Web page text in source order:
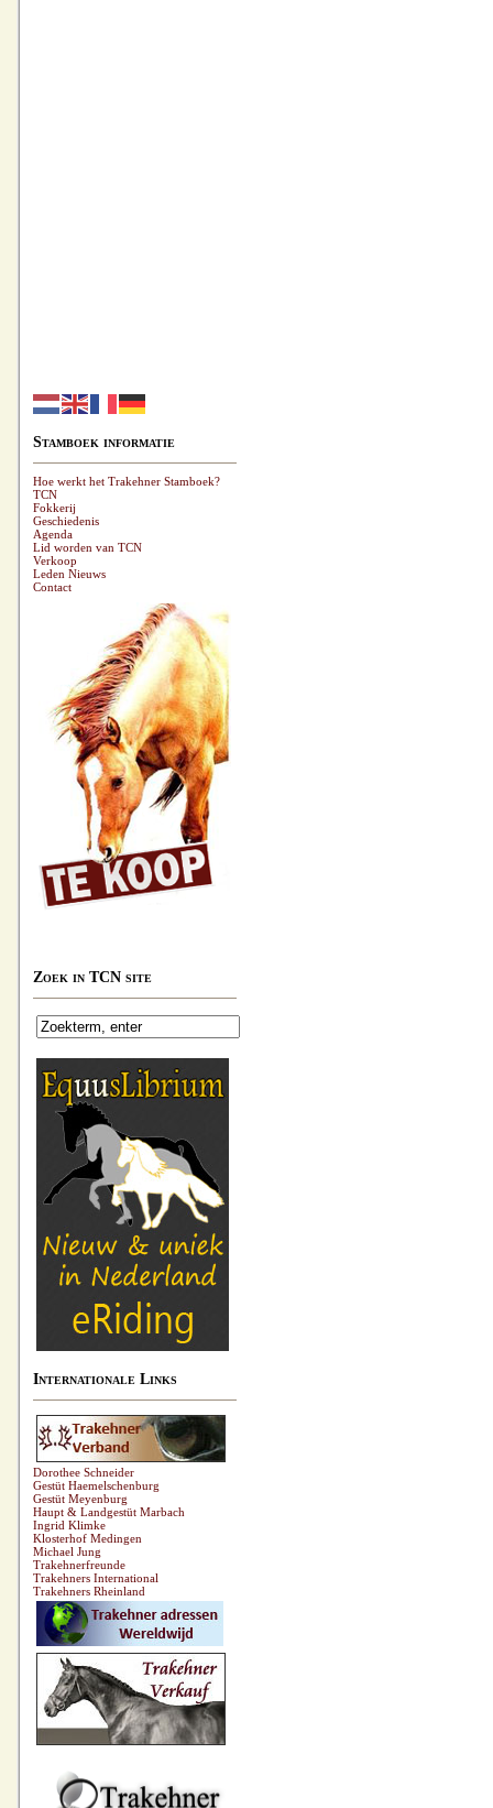
Stamboek informatie
Hoe werkt het Trakehner Stamboek?
TCN
Fokkerij
Geschiedenis
Agenda
Lid worden van TCN
Verkoop
Leden Nieuws
Contact
Zoek in TCN site
Internationale Links
Dorothee Schneider
Gestüt Haemelschenburg
Gestüt Meyenburg
Haupt & Landgestüt Marbach
Ingrid Klimke
Klosterhof Medingen
Michael Jung
Trakehnerfreunde
Trakehners International
Trakehners Rheinland